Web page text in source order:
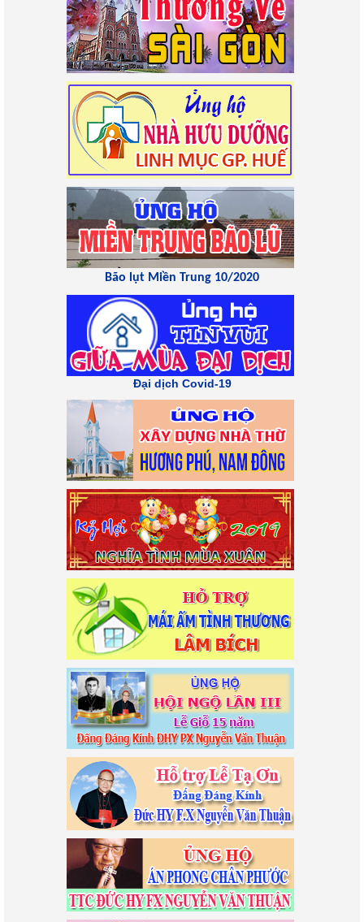
Bão lụt Miền Trung 10/2020
Đại dịch Covid-19